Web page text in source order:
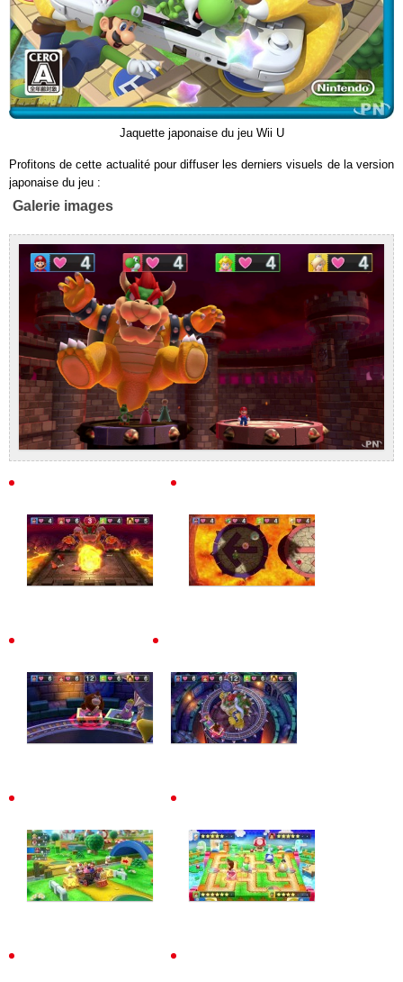
Jaquette japonaise du jeu Wii U
Profitons de cette actualité pour diffuser les derniers visuels de la version
japonaise du jeu :
Galerie images